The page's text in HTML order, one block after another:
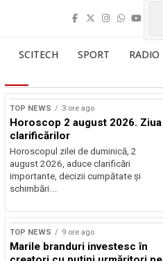
SCITECH SPORT RADIO
TOP NEWS 3 ore ago
Horoscop 2 august 2026. Ziua
clarificărilor
Horoscopul zilei de duminică, 2
august 2026, aduce clarificări
importante, decizii cumpătate și
schimbări...
TOP NEWS 9 ore ago
Marile branduri investesc în